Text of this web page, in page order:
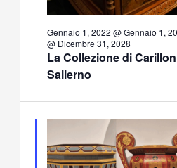
La Collezione di
Salierno
Gennaio 1, 2022 @ Gennaio 1,
@ Dicembre 31, 2028